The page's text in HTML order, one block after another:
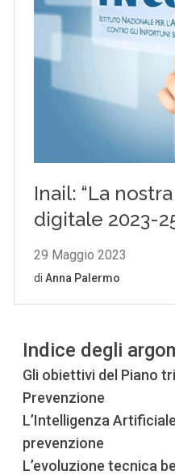
Indice degli
Gli obiettivi del Piano
Prevenzione
L’Intelligenza
prevenzione
L’evoluzione tecnica